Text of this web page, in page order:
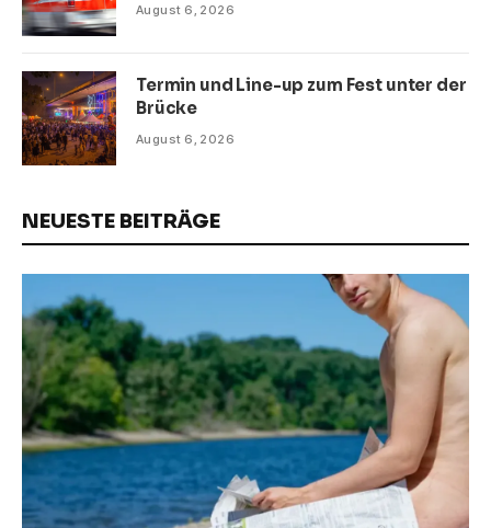
August 6, 2026
Termin und Line-up zum Fest unter der
Brücke
August 6, 2026
NEUESTE BEITRÄGE